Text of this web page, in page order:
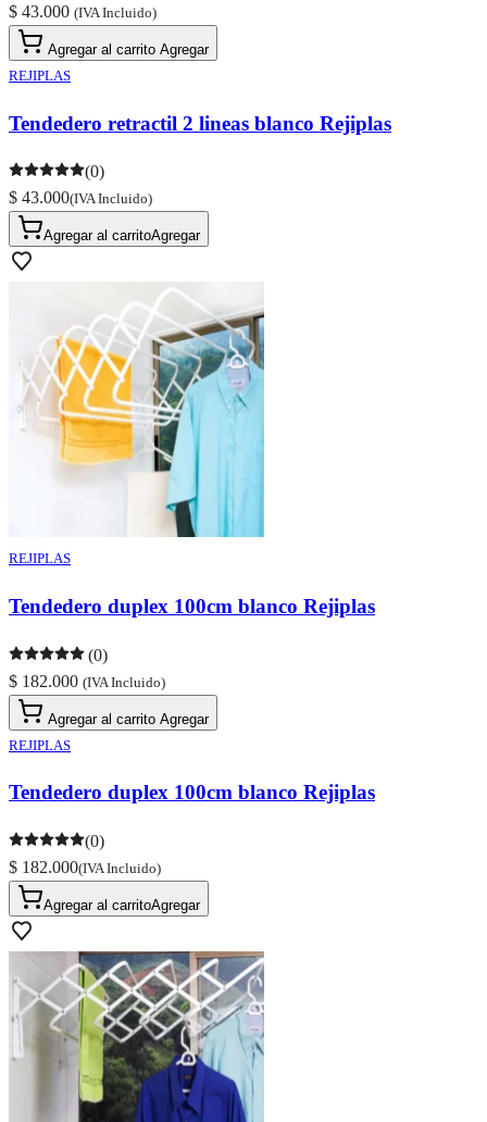
$ 43.000 (IVA Incluido)
Agregar al carrito Agregar
REJIPLAS
Tendedero retractil 2 lineas blanco Rejiplas
(0)
$ 43.000(IVA Incluido)
Agregar al carritoAgregar
REJIPLAS
Tendedero duplex 100cm blanco Rejiplas
(0)
$ 182.000 (IVA Incluido)
Agregar al carrito Agregar
REJIPLAS
Tendedero duplex 100cm blanco Rejiplas
(0)
$ 182.000(IVA Incluido)
Agregar al carritoAgregar